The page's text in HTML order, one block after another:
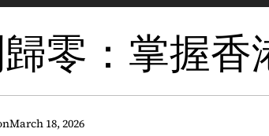
零：掌握
March 18, 2026